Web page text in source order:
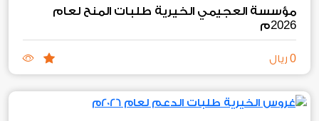
مؤسسة العجيمي الخيرية طلبات المنح لعام
2026م
0 ريال